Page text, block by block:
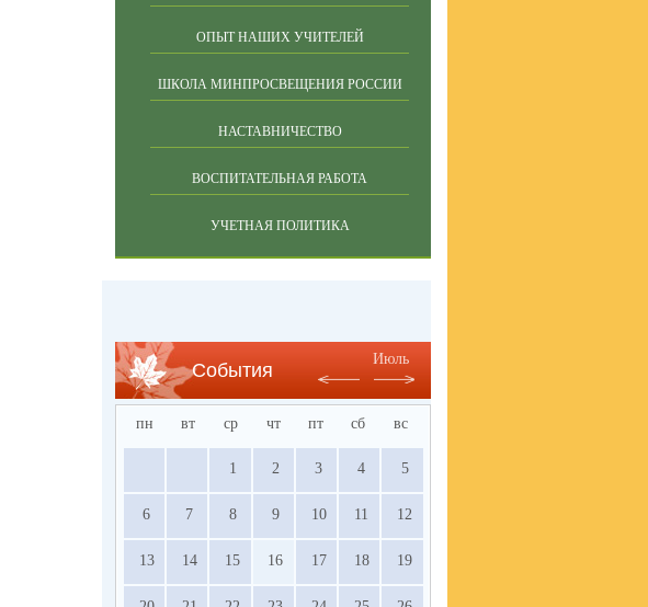
ОПЫТ НАШИХ УЧИТЕЛЕЙ
ШКОЛА МИНПРОСВЕЩЕНИЯ РОССИИ
НАСТАВНИЧЕСТВО
ВОСПИТАТЕЛЬНАЯ РАБОТА
УЧЕТНАЯ ПОЛИТИКА
События
Июль
пн вт ср чт пт сб вс
1 2 3 4 5
6 7 8 9 10 11 12
13 14 15 16 17 18 19